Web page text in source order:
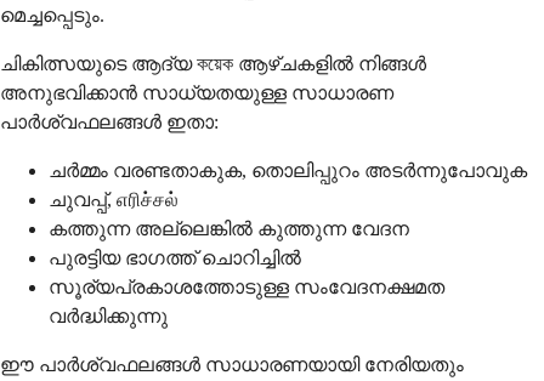
മെച്ചപ്പെടും.
ചികിത്സയുടെ ആദ്യ কয়েক ആഴ്ചകളിൽ നിങ്ങൾ
അനുഭവിക്കാൻ സാധ്യതയുള്ള സാധാരണ
പാർശ്വഫലങ്ങൾ ഇതാ:
ചർമ്മം വരണ്ടതാകുക, തൊലിപ്പുറം അടർന്നുപോവുക
ചുവപ്പ്, எரிச்சல்
കത്തുന്ന അല്ലെങ്കിൽ കുത്തുന്ന വേദന
പുരട്ടിയ ഭാഗത്ത് ചൊറിച്ചിൽ
സൂര്യപ്രകാശത്തോടുള്ള സംവേദനക്ഷമത
വർദ്ധിക്കുന്നു
ഈ പാർശ്വഫലങ്ങൾ സാധാരണയായി നേരിയതും